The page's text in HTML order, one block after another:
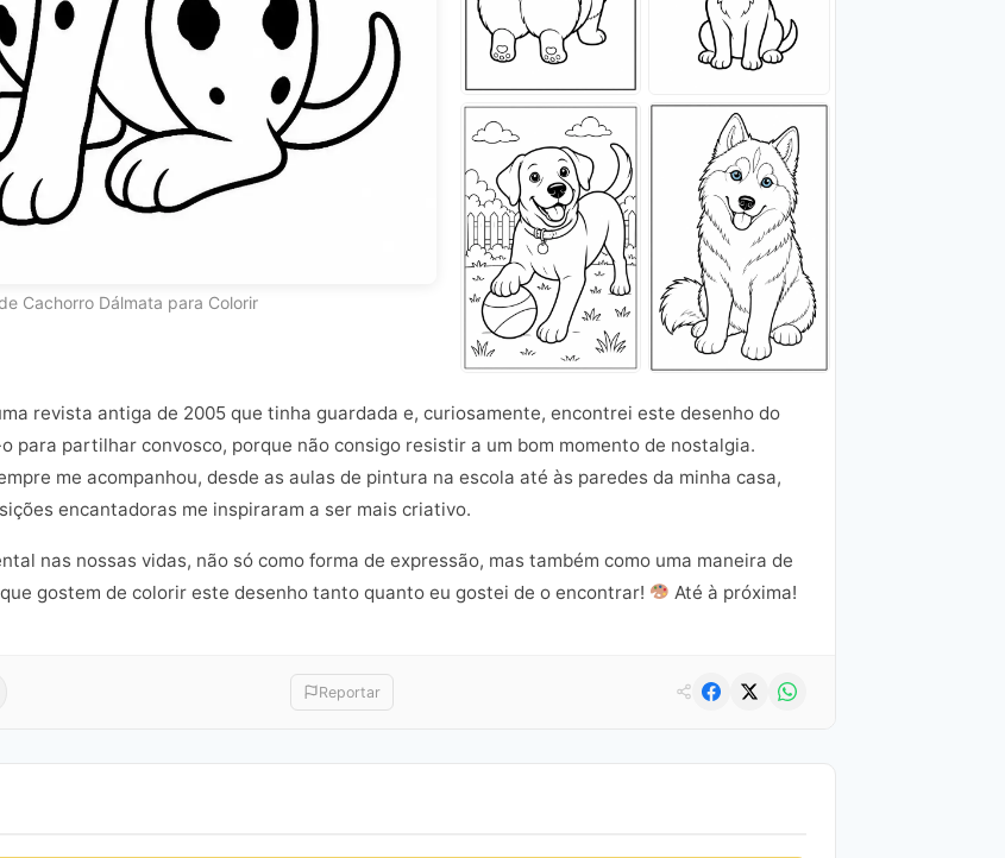
Cachorro Dálmata para Colorir
revista antiga de 2005 que tinha guardada e, curiosamente, encontrei este desenho do
para partilhar convosco, porque não consigo resistir a um bom momento de nostalgia.
me acompanhou, desde as aulas de pintura na escola até às paredes da minha casa,
encantadoras me inspiraram a ser mais criativo.
nas nossas vidas, não só como forma de expressão, mas também como uma maneira de
gostem de colorir este desenho tanto quanto eu gostei de o encontrar!
Até à próxima!
Reportar